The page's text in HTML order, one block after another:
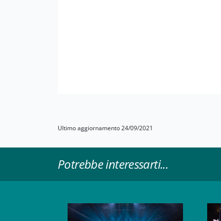
Ultimo aggiornamento 24/09/2021
Potrebbe interessarti...